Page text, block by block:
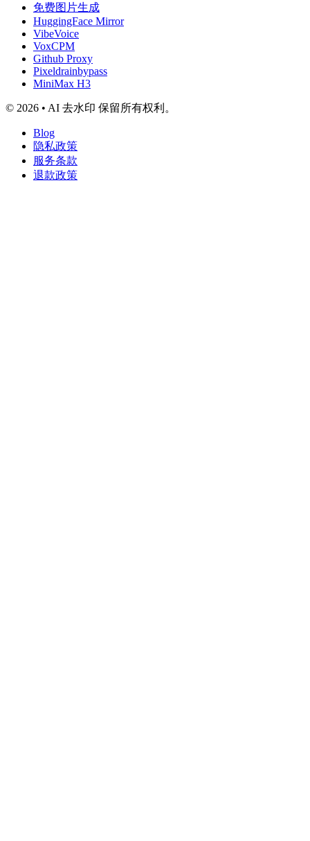
免费图片生成
HuggingFace Mirror
VibeVoice
VoxCPM
Github Proxy
Pixeldrainbypass
MiniMax H3
© 2026 • AI 去水印 保留所有权利。
Blog
隐私政策
服务条款
退款政策